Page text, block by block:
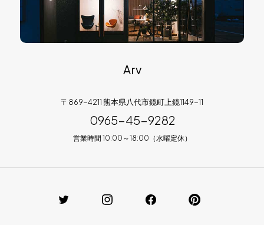
Arv
〒869-4211 熊本県八代市鏡町上鏡1149-11
0965-45-9282
営業時間 10:00～18:00（水曜定休）